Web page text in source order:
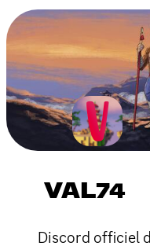
VAL74
Discord officiel